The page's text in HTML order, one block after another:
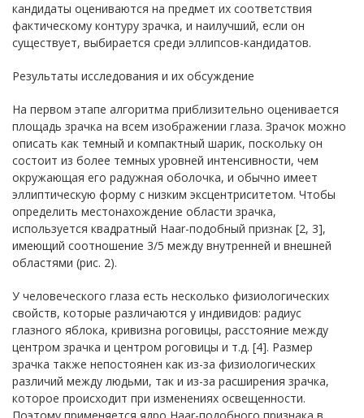
кандидаты оцениваются на предмет их соответствия
фактическому контуру зрачка, и наилучший, если он
существует, выбирается среди эллипсов-кандидатов.
Результаты исследования и их обсуждение
На первом этапе алгоритма приблизительно оценивается
площадь зрачка на всем изображении глаза. Зрачок можно
описать как темный и компактный шарик, поскольку он
состоит из более темных уровней интенсивности, чем
окружающая его радужная оболочка, и обычно имеет
эллиптическую форму с низким эксцентриситетом. Чтобы
определить местонахождение области зрачка,
используется квадратный Haar-подобный признак [2, 3],
имеющий соотношение 3/5 между внутренней и внешней
областями (рис. 2).
У человеческого глаза есть несколько физиологических
свойств, которые различаются у индивидов: радиус
глазного яблока, кривизна роговицы, расстояние между
центром зрачка и центром роговицы и т.д. [4]. Размер
зрачка также непостоянен как из-за физиологических
различий между людьми, так и из-за расширения зрачка,
которое происходит при изменениях освещенности.